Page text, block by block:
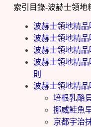
索引目錄-波赫士領地
波赫士領地精
波赫士領地精品
波赫士領地精
波赫士領地精
則
波赫士領地精
培根乳酪
挪威鮭魚
京都宇治